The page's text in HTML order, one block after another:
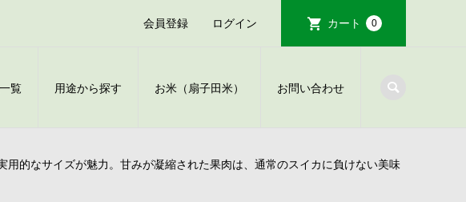
会員登録 ログイン カート 0
覧 用途から探す お米（扇子田米） お問い合わせ
的なサイズが魅力。甘みが凝縮された果肉は、通常のスイカに負けない美味